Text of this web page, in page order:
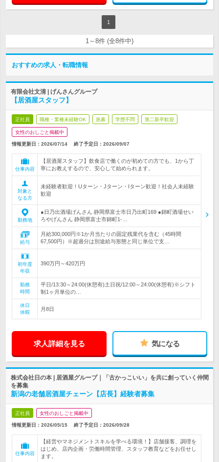
1
1～8件 (全8件中)
おすすめの求人・転職情報
有限会社文清 | げんさんグループ
【居酒屋スタッフ】
正社員 職種・業種未経験OK 急募 学歴不問 第二新卒歓迎
女性のおしごと掲載中
情報更新日：2026/07/14 終了予定日： 2026/09/07
仕事内容
【居酒屋スタッフ】飲食店で働くのが初めての方でも、1から丁
寧にお教えするので、安心して始められます。
対象と
なる方
未経験者歓迎！Uターン・Jターン・Iターン歓迎！社会人未経験
歓迎
勤務地
●日乃出酒場げんさん 静岡県富士市日乃出町169 ●錦町酒場せい
ろやげんさん 静岡県富士市錦町1-…
給与
月給300,000円※1か月当たりの固定残業代を含む（45時間
67,500円）※超過分は別途給与形態と同じ単位で支…
初年度
年収
390万円～420万円
勤務
時間
平日/13:30～24:00(休憩有)土日祝/12:00～24:00(休憩有)※シフト
制1ヶ月単位の…
休日
休暇
月8日
求人詳細を見る 気になる
株式会社日の本 | 居酒屋グループ｜「古かっこいい」を共に創っていく仲間
を募集
新潟の老舗居酒屋チェーン【店長】経験者募集
正社員 女性のおしごと掲載中
情報更新日：2026/05/15 終了予定日： 2026/09/28
仕事内容
【経営やマネジメントスキルを学べる環境！】店舗接客、調理を
はじめ、店内企画・労働時間管理、スタッフ教育などをお任せし
ます。